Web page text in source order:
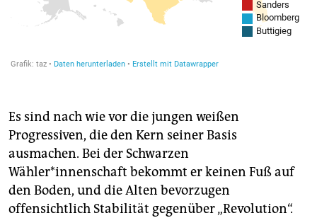
Es sind nach wie vor die jungen weißen
Progressiven, die den Kern seiner Basis
ausmachen. Bei der Schwarzen
Wähler*innenschaft bekommt er keinen Fuß auf
den Boden, und die Alten bevorzugen
offensichtlich Stabilität gegenüber „Revolution“.